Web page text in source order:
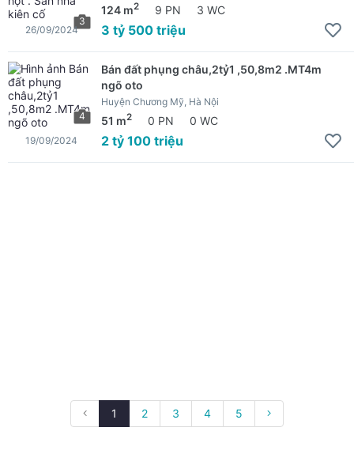
3
124 m2 9 PN 3 WC
3 tỷ 500 triệu
26/09/2024
4
Bán đất phụng châu,2tỷ1 ,50,8m2 .MT4m
ngõ oto
Huyện Chương Mỹ, Hà Nội
51 m2 0 PN 0 WC
2 tỷ 100 triệu
19/09/2024
1 2 3 4 5